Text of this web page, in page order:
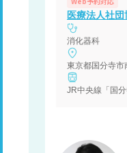
医療法人社
消化器科
東京都国分寺
JR中央線「国